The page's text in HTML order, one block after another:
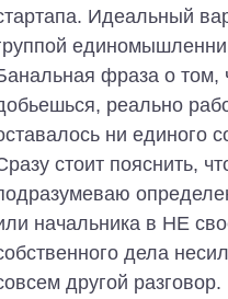
Идеальный
фраза о том,
реально
ни единого
стоит пояснить,
начальника в НЕ
дела
другой разговор.